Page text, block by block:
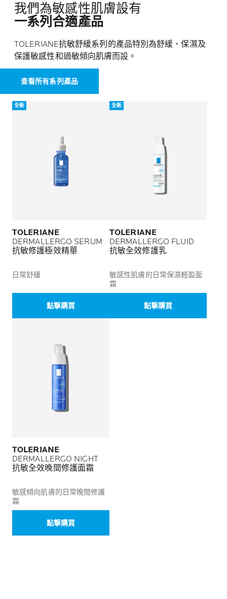
我們為敏感性肌膚設有
一系列合適產品
TOLERIANE抗敏舒緩系列的產品特別為舒緩、保濕及
保護敏感性和過敏傾向肌膚而設。
查看所有系列產品
全新
TOLERIANE
DERMALLERGO SERUM
抗敏修護極效精華
日常舒緩
點撃購買
全新
TOLERIANE
DERMALLERGO FLUID
抗敏全效修護乳
敏感性肌膚的日常保濕輕盈面
霜
點撃購買
TOLERIANE
DERMALLERGO NIGHT
抗敏全效晚間修護面霜
敏感傾向肌膚的日常晚間修護
霜
點撃購買